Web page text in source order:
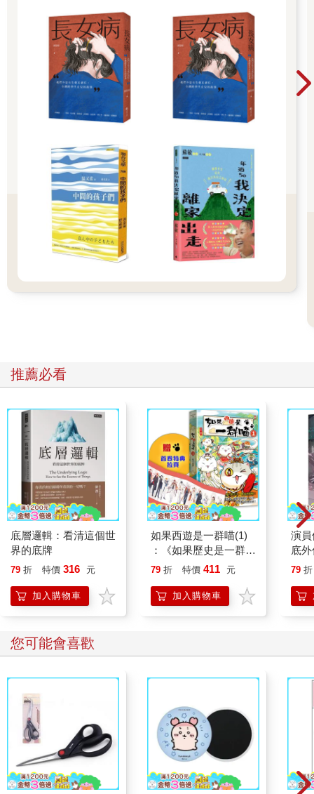
叫庫柏（Cooper）的男子表示，在獸醫未能正確診斷愛犬薩西
（Sassy）的病情後，ChatGPT救了狗兒的命。庫柏是在走投無
路的情況下向聊天機器人求助，當時他已經知道薩西的症狀和血
液檢查結果。ChatGPT分析症狀和血液檢查結果後，提供了幾個
最佳建議，其中兩個是正確的診斷。ChatGPT在回應裡附加警語
「我不是獸醫」。但這樣子已經夠好了。
公眾需要更強烈的警告
這種和電腦程式對話的新文化現象也有黑暗的一面，畢竟說到
底，它只不過是一個強大的預測引擎。其中一個問題是，它會編
造句子，導致重大的錯誤和謊言。儘管具有編造錯誤事實的傾
向，但背後卻沒有任何的意圖，純粹因為大型語言模型就是以這
樣的方式運作。
施瓦茨（Steven Schwartz）在2023年夏天發現這一點，驚愕不
已。施瓦茨在紐約市擔任人身傷害和勞工賠償律師長達三十年，6
月時意外得知自己因為欺騙法庭，將面臨制裁。
起因是他的客戶搭乘航班時受了傷，想向航空公司索賠。施瓦茨
為客戶研究案例摘要時，一直尋找過去的案例，用來支持他的論
新型態AI：
卡斯特法官（Judge Castel）：3月1日的備忘錄是你準備的嗎？
施瓦茨：是的。我使用了Fastcase。但它沒有我想找的聯邦案
例。我也試過谷歌搜尋。我聽過ChatGPT……
卡斯特法官：好──它為你提供了什麼？
施瓦茨：我問了它一些問題。
ChatGPT遵照設計時的初衷，提供施瓦茨需要的答案，六個案例
都確切支持了他認為本案應該繼續進行的論點。
卡斯特法官：你有沒有詢問ChatGPT法律是什麼，還是只要求它
提供支持你的案例？它為你寫了案例。你引用案例前沒有先讀過
嗎？
施瓦茨：沒有。
卡斯特法官：為什麼你一反常態？
施瓦茨：我以為ChatGPT是搜尋引擎。
ChatGPT提供的案例有：馬丁尼斯訴達美航空（Martinez v. Delta
Lines）和瓦格塞訴中國南方航空公司（Varghese v. China
Southern Airlines）。這些案例用谷歌搜尋都找不到，但施瓦茨卻
覺得自己找到大祕寶，開心的把它們放進案例摘要。
當法官詢問施瓦茨在引用ChatGPT吐出的案例前為什麼沒有先查
一下，他說：「我不知道ChatGPT會編造案例。我在錯誤的認知
下進行操作……我以為這些是谷歌上找不到的案例。」
推薦必看
底層邏輯：看清這個世
界的底牌
79 折 特價 316 元
加入購物車
如果西遊是一群喵(1)
：《如果歷史是一群
喵》作者最新力作，附
79 折 特價 411 元
加入購物車
演
底
79 折
您可能會喜歡